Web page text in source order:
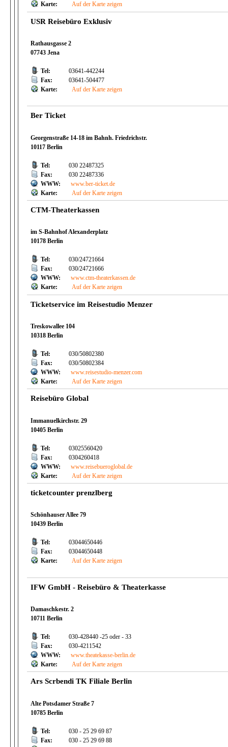
Karte:
Auf der Karte zeigen
USR Reisebüro Exklusiv
Rathausgasse 2
07743 Jena
Tel:
03641-442244
Fax:
03641-504477
Karte:
Auf der Karte zeigen
Ber Ticket
Georgenstraße 14-18 im Bahnh. Friedrichstr.
10117 Berlin
Tel:
030 22487325
Fax:
030 22487336
WWW:
www.ber-ticket.de
Karte:
Auf der Karte zeigen
CTM-Theaterkassen
im S-Bahnhof Alexanderplatz
10178 Berlin
Tel:
030/24721664
Fax:
030/24721666
WWW:
www.ctm-theaterkassen.de
Karte:
Auf der Karte zeigen
Ticketservice im Reisestudio Menzer
Treskowallee 104
10318 Berlin
Tel:
030/50802380
Fax:
030/50802384
WWW:
www.reisestudio-menzer.com
Karte:
Auf der Karte zeigen
Reisebüro Global
Immanuelkirchstr. 29
10405 Berlin
Tel:
03025560420
Fax:
0304260418
WWW:
www.reisebueroglobal.de
Karte:
Auf der Karte zeigen
ticketcounter prenzlberg
Schönhauser Allee 79
10439 Berlin
Tel:
03044650446
Fax:
03044650448
Karte:
Auf der Karte zeigen
IFW GmbH - Reisebüro & Theaterkasse
Damaschkestr. 2
10711 Berlin
Tel:
030-428440 -25 oder - 33
Fax:
030-4211542
WWW:
www.theatekasse-berlin.de
Karte:
Auf der Karte zeigen
Ars Scrbendi TK Filiale Berlin
Alte Potsdamer Straße 7
10785 Berlin
Tel:
030 - 25 29 69 87
Fax:
030 - 25 29 69 88